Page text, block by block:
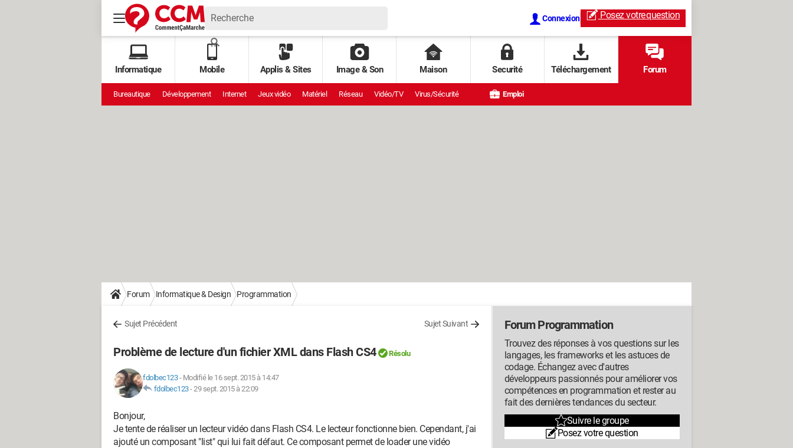
Connexion Posez votrequestion
Informatique Mobile Applis & Sites Image & Son Maison Securité Téléchargement Forum
Bureautique Développement Internet Jeux vidéo Matériel Réseau Vidéo/TV Virus/Sécurité Emploi
Forum Informatique & Design Programmation
Sujet Précédent Sujet Suivant
Problème de lecture d'un fichier XML dans Flash CS4 Résolu
fdolbec123- Modifié le 16 sept. 2015 à 14:47
fdolbec123-29 sept. 2015 à 22:09
Bonjour,
Je tente de réaliser un lecteur vidéo dans Flash CS4. Le lecteur fonctionne bien. Cependant, j'ai
ajouté un composant "list" qui lui fait défaut. Ce composant permet de loader une vidéo
Forum Programmation
Trouvez des réponses à vos questions sur les
langages, les frameworks et les astuces de
codage. Échangez avec d'autres
développeurs passionnés pour améliorer vos
compétences en programmation et rester au
fait des dernières tendances du secteur.
Suivre le groupe
Posez votre question